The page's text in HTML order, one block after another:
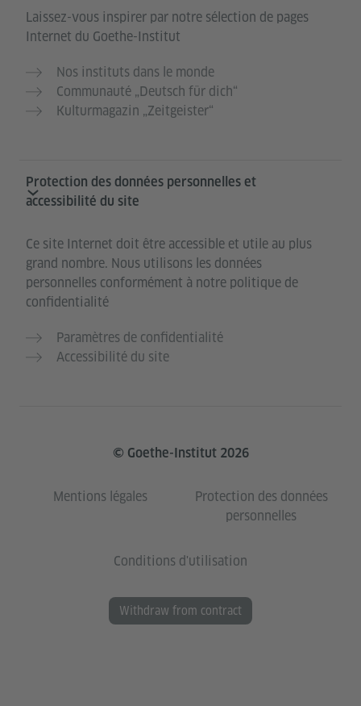
Laissez-vous inspirer par notre sélection de pages
Internet du Goethe-Institut
Nos instituts dans le monde
Communauté „Deutsch für dich“
Kulturmagazin „Zeitgeister“
Protection des données personnelles et
accessibilité du site
Ce site Internet doit être accessible et utile au plus
grand nombre. Nous utilisons les données
personnelles conformément à notre politique de
confidentialité
Paramètres de confidentialité
Accessibilité du site
© Goethe-Institut 2026
Mentions légales
Protection des données
personnelles
Conditions d'utilisation
Withdraw from contract